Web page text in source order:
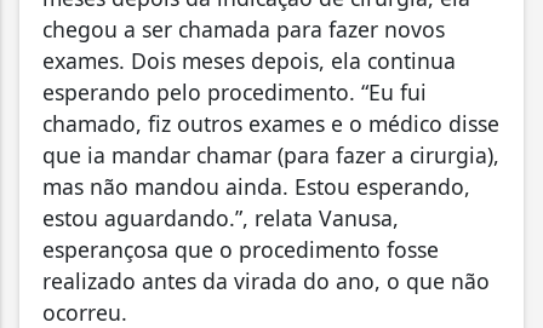
chegou a ser chamada para fazer novos
exames. Dois meses depois, ela continua
esperando pelo procedimento. “Eu fui
chamado, fiz outros exames e o médico disse
que ia mandar chamar (para fazer a cirurgia),
mas não mandou ainda. Estou esperando,
estou aguardando.”, relata Vanusa,
esperançosa que o procedimento fosse
realizado antes da virada do ano, o que não
ocorreu.